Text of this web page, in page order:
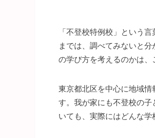
「不登校特例校」という
までは、調べてみないと
の学び方を考えるのかは、
東京都北区を中心に地域
す。我が家にも不登校の
いても、実際にはどんな